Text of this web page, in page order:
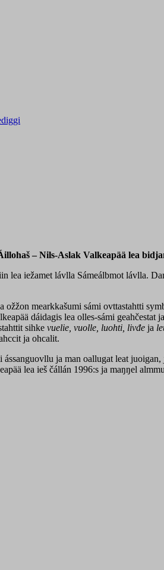
– Nils-Aslak Valkeapää lea
lea iežamet lávlla Sámeálbmot lávlla.
mearkkašumi sámi ovttastahtti
dáidagis lea olles-sámi geahčestat
sihke vuelie, vuolle, luohti, livđe ja
ja ohcalit.
ja man oallugat leat
lea ieš čállán 1996:s ja maŋŋel